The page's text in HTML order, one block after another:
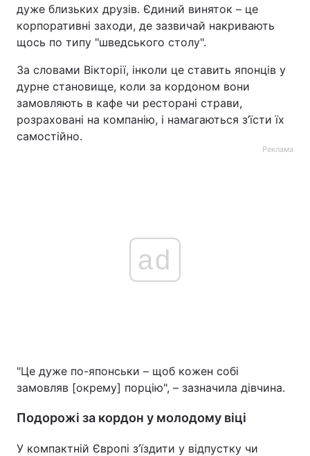
дуже близьких друзів. Єдиний виняток – це
корпоративні заходи, де зазвичай накривають
щось по типу "шведського столу".
За словами Вікторії, інколи це ставить японців у
дурне становище, коли за кордоном вони
замовляють в кафе чи ресторані страви,
розраховані на компанію, і намагаються з’їсти їх
самостійно.
Реклама
ad
"Це дуже по-японськи – щоб кожен собі
замовляв [окрему] порцію", – зазначила дівчина.
Подорожі за кордон у молодому віці
У компактній Європі з’їздити у відпустку чи